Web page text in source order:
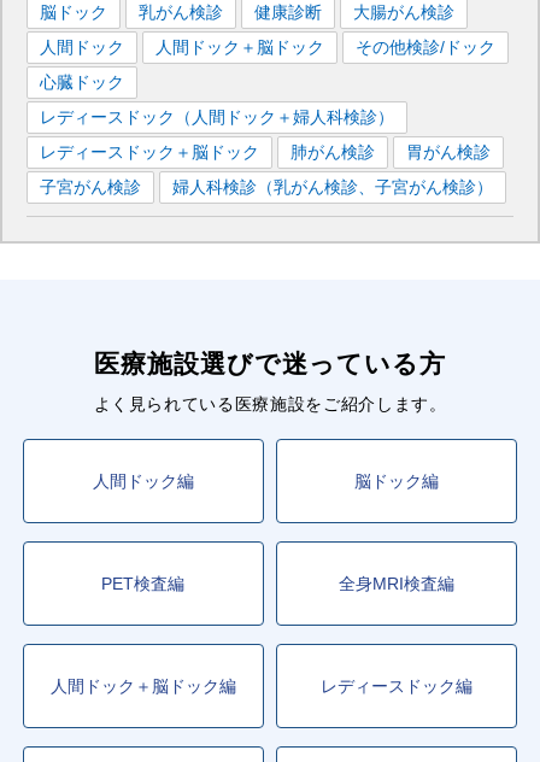
脳ドック 乳がん検診 健康診断
大腸がん検診
人間ドック
人間ドック＋脳ドック
その他検診/ドック
心臓ドック
レディースドック（人間ドック＋婦人科検診）
レディースドック＋脳ドック
肺がん検診
胃がん検診
子宮がん検診
婦人科検診（乳がん検診、子宮がん検診）
医療施設選びで迷っている方
よく見られている医療施設をご紹介します。
人間ドック編 脳ドック編
PET検査編 全身MRI検査編
人間ドック＋脳ドック編 レディースドック編